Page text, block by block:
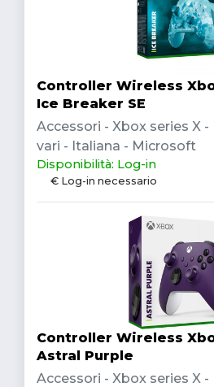
Controller Wireless
Ice Breaker SE
Accessori - Xbox series X
vari - Italiana - Microsoft
Disponibilità: Log-in
€ Log-in necessario
Controller Wireless
Astral Purple
Accessori - Xbox series X